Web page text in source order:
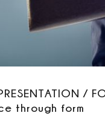
/
through form